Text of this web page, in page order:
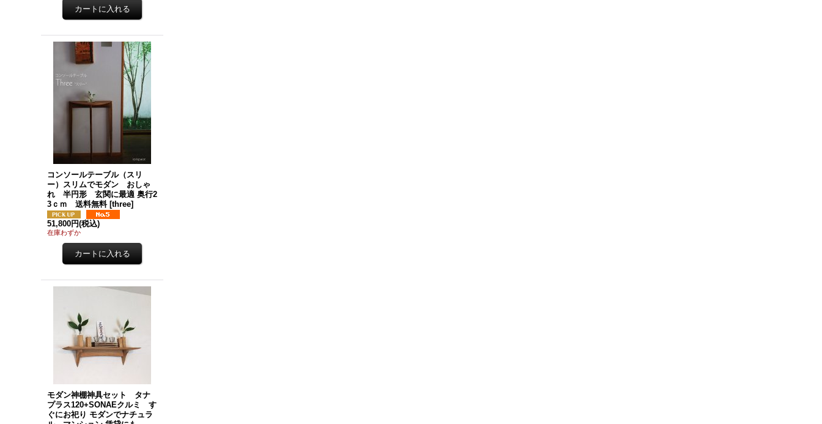
コンソールテーブル（スリ
ー）スリムでモダン おしゃ
れ 半円形 玄関に最適 奥行2
3ｃｍ 送料無料 [three]
51,800円(税込)
在庫わずか
モダン神棚神具セット タナ
プラス120+SONAEクルミ す
ぐにお祀り モダンでナチュラ